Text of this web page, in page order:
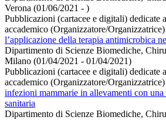
Verona (01/06/2021 - )
Pubblicazioni (cartacee e digitali) dedicate
accademico (Organizzatore/Organizzatrice)
l’applicazione della terapia antimicrobica
Dipartimento di Scienze Biomediche,
Milano (01/04/2021 - 01/04/2021)
Pubblicazioni (cartacee e digitali) dedicate
accademico (Organizzatore/Organizzatrice)
infezioni mammarie in allevamenti con una
sanitaria
Dipartimento di Scienze Biomediche,